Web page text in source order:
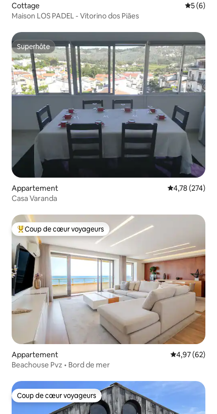
Cottage
5 (6)
Maison LOS PADEL - Vitorino dos Piães
Superhôte
Superhôte
Appartement Évaluation
4,78 (274)
Casa Varanda
Coups de cœur voyageurs les plus appréciés
Coup de cœur voyageurs
Appartement Évaluation
4,97 (62)
Beachouse Pvz • Bord de mer
Coup de cœur voyageurs
Coup de cœur voyageurs